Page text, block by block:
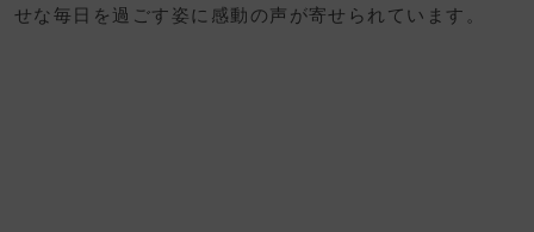
せな毎日を過ごす姿に感動の声が寄せられています。